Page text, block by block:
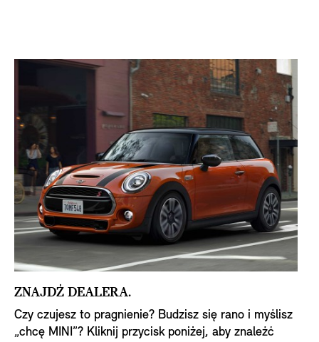
R
ZNAJDŹ DEALERA.
Czy czujesz to pragnienie? Budzisz się rano i myślisz
„chcę MINI”? Kliknij przycisk poniżej, aby znaleźć